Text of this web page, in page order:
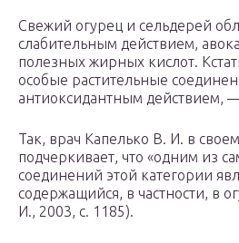
Свежий огурец и сельдерей
слабительным действием,
полезных жирных кислот.
особые растительные
антиоксидантным действием,
Так, врач Капелько В. И. в
подчеркивает, что «одним из
соединений этой категории
содержащийся, в частности, в
И., 2003, с. 1185).